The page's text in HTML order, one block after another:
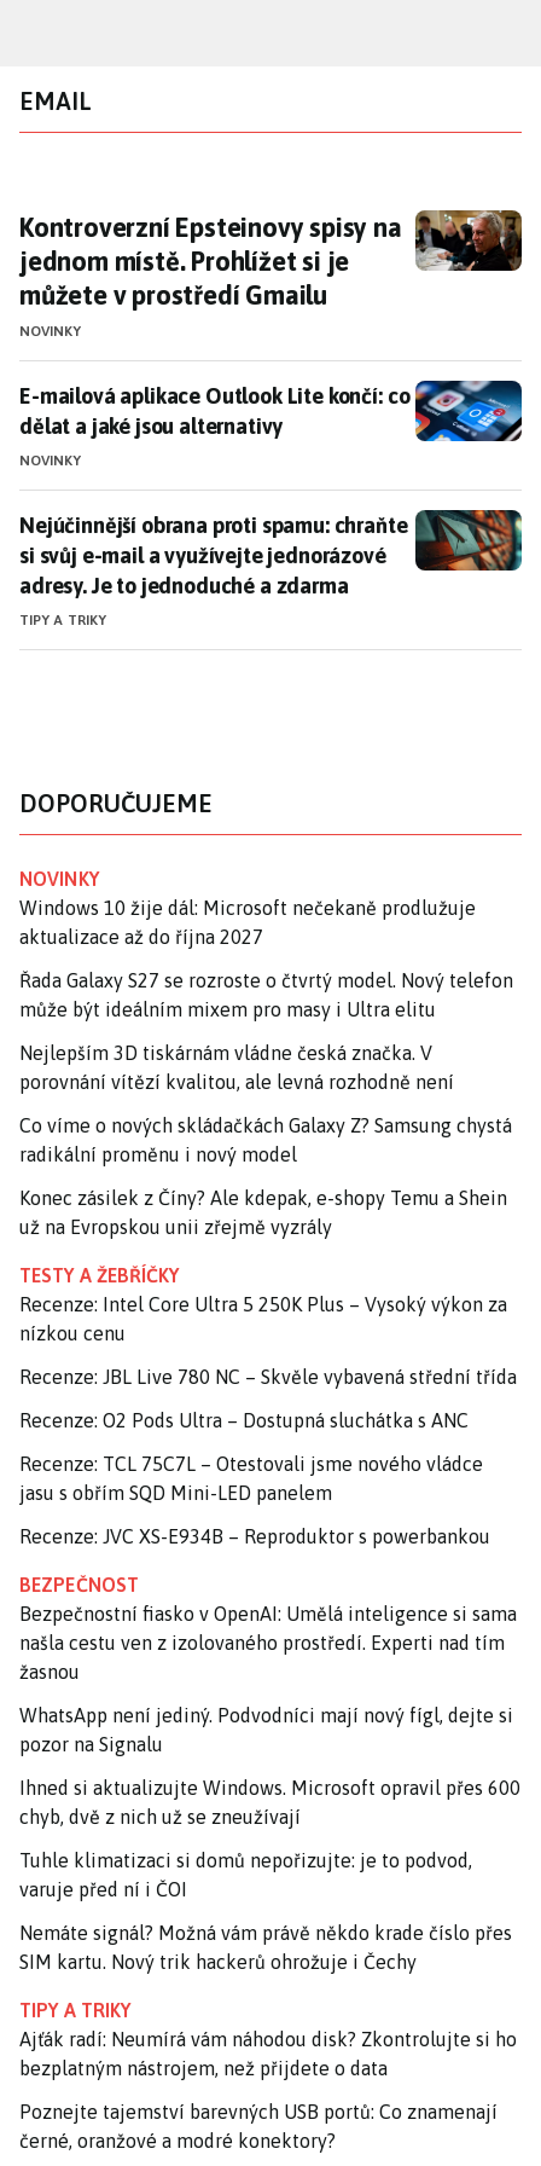
obsahu
EMAIL
Kontroverzní Epsteinovy spisy na jednom
Kontroverzní Epsteinovy spisy na
jednom místě. Prohlížet si je
můžete v prostředí Gmailu
NOVINKY
E-mailová aplikace Outlook Lite končí: co dělat a
E-mailová aplikace Outlook Lite končí: co
dělat a jaké jsou alternativy
NOVINKY
Nejúčinnější obrana proti spamu: chraňte si svůj e-
Nejúčinnější obrana proti spamu: chraňte
si svůj e-mail a využívejte jednorázové
adresy. Je to jednoduché a zdarma
TIPY A TRIKY
DOPORUČUJEME
NOVINKY
Windows 10 žije dál: Microsoft nečekaně prodlužuje
aktualizace až do října 2027
Řada Galaxy S27 se rozroste o čtvrtý model. Nový telefon
může být ideálním mixem pro masy i Ultra elitu
Nejlepším 3D tiskárnám vládne česká značka. V
porovnání vítězí kvalitou, ale levná rozhodně není
Co víme o nových skládačkách Galaxy Z? Samsung chystá
radikální proměnu i nový model
Konec zásilek z Číny? Ale kdepak, e-shopy Temu a Shein
už na Evropskou unii zřejmě vyzrály
TESTY A ŽEBŘÍČKY
Recenze: Intel Core Ultra 5 250K Plus – Vysoký výkon za
nízkou cenu
Recenze: JBL Live 780 NC – Skvěle vybavená střední třída
Recenze: O2 Pods Ultra – Dostupná sluchátka s ANC
Recenze: TCL 75C7L – Otestovali jsme nového vládce
jasu s obřím SQD Mini-LED panelem
Recenze: JVC XS-E934B – Reproduktor s powerbankou
BEZPEČNOST
Bezpečnostní fiasko v OpenAI: Umělá inteligence si sama
našla cestu ven z izolovaného prostředí. Experti nad tím
žasnou
WhatsApp není jediný. Podvodníci mají nový fígl, dejte si
pozor na Signalu
Ihned si aktualizujte Windows. Microsoft opravil přes 600
chyb, dvě z nich už se zneužívají
Tuhle klimatizaci si domů nepořizujte: je to podvod,
varuje před ní i ČOI
Nemáte signál? Možná vám právě někdo krade číslo přes
SIM kartu. Nový trik hackerů ohrožuje i Čechy
TIPY A TRIKY
Ajťák radí: Neumírá vám náhodou disk? Zkontrolujte si ho
bezplatným nástrojem, než přijdete o data
Poznejte tajemství barevných USB portů: Co znamenají
černé, oranžové a modré konektory?